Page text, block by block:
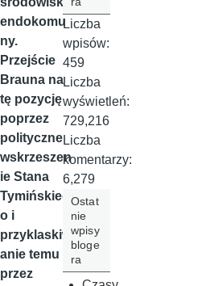
endokomu
ny.
Przejście
Brauna na
tę pozycję
poprzez
polityczne
wskrzeszen
ie Stana
Tymińskieg
o i
przyklaskiw
anie temu
przez
Liczba
wpisów:
459
Liczba
wyświetleń:
729,216
Liczba
komentarzy:
6,279
Ostat
nie
wpisy
bloge
ra